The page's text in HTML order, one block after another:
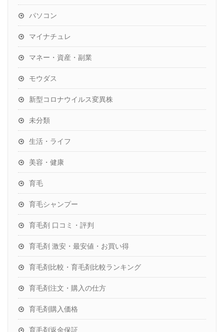
パソコン
マイナチュレ
マネー・資産・副業
モウダス
新型コロナウイルス変異株
未分類
生活・ライフ
美容・健康
育毛
育毛シャンプー
育毛剤 口コミ・評判
育毛剤 激安・最安値・お買い得
育毛剤比較・育毛剤比較ランキング
育毛剤注文・購入の仕方
育毛剤購入価格
育毛剤返金保証